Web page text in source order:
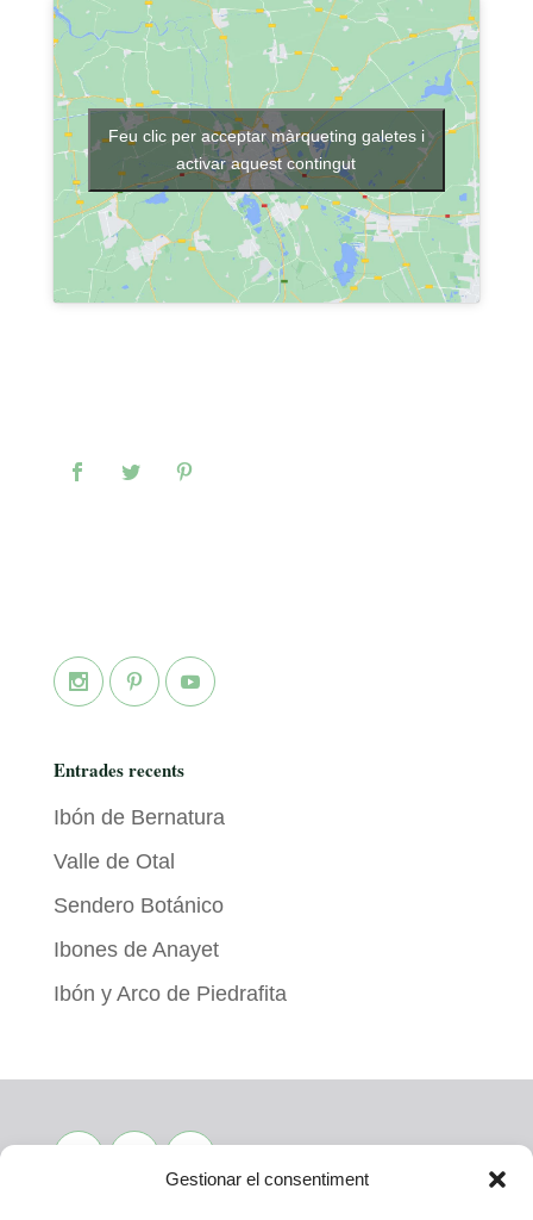
Gestionar el consentiment
Feu clic per acceptar màrqueting galetes i
activar aquest contingut
Entrades recents
Ibón de Bernatura
Valle de Otal
Sendero Botánico
Ibones de Anayet
Ibón y Arco de Piedrafita